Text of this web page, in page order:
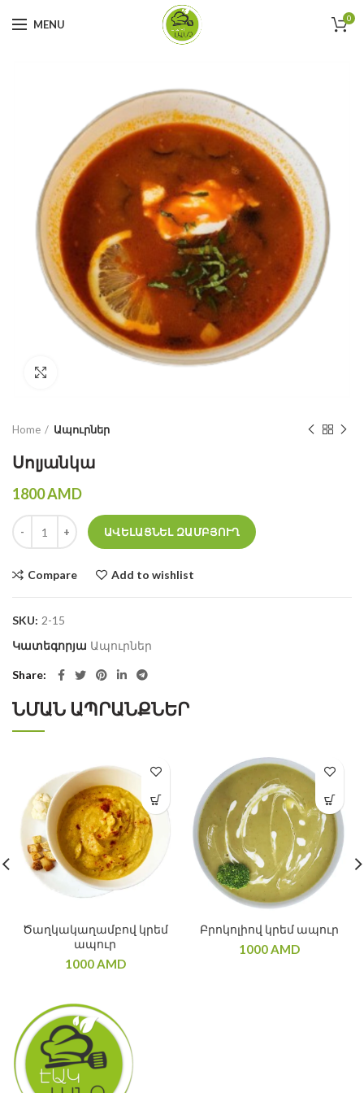
MENU 0
Home Ապուրներ
Սոլյանկա
1800AMD
Սոլյանկա quantity
ԱՎԵԼԱՑՆԵԼ ԶԱՄԲՅՈՒՂ
Compare Add to wishlist
SKU: 2-15
Կատեգորյա Ապուրներ
Share
ՆՄԱՆ ԱՊՐԱՆՔՆԵՐ
Ծաղկակաղամբով կրեմ
ապուր
1000AMD
Բրոկոլիով կրեմ ապուր
1000AMD